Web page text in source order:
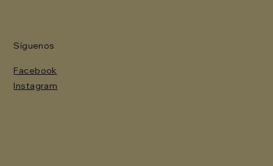
Síguenos
Facebook
Instagram